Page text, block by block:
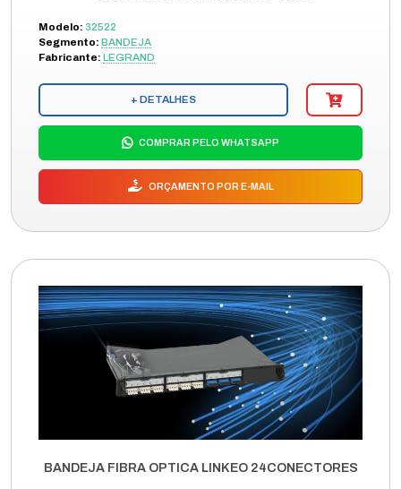
Modelo: 32522
Segmento: BANDEJA
Fabricante: LEGRAND
+ DETALHES
COMPRAR PELO WHATSAPP
ORÇAMENTO POR E-MAIL
BANDEJA FIBRA OPTICA LINKEO 24CONECTORES